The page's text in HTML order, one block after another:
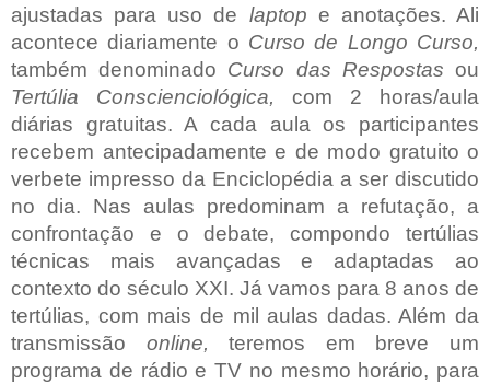
ajustadas para uso de laptop e anotações. Ali
acontece diariamente o Curso de Longo Curso,
também denominado Curso das Respostasou
Tertúlia Conscienciológica, com 2 horas/aula
diárias gratuitas. A cada aula os participantes
recebem antecipadamente e de modo gratuito o
verbete impresso da Enciclopédia a ser discutido
no dia. Nas aulas predominam a refutação, a
confrontação e o debate, compondo tertúlias
técnicas mais avançadas e adaptadas ao
contexto do século XXI. Já vamos para 8 anos de
tertúlias, com mais de mil aulas dadas. Além da
transmissão online,teremos em breve um
programa de rádio e TV no mesmo horário, para